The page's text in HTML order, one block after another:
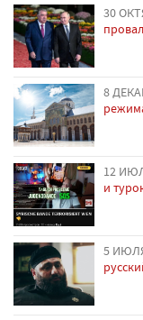
30
8
12
и
5